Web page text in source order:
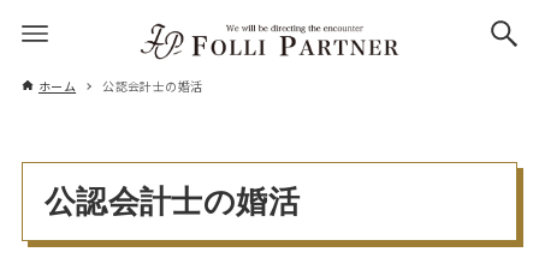
ホーム 公認会計士の婚活
公認会計士の婚活